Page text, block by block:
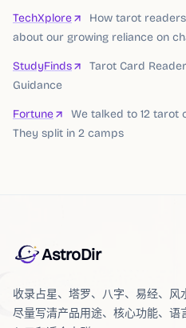
TechXplore
How tarot
about our growing reliance on
StudyFinds
Tarot Card
Guidance
Fortune
We talked to 12 tarot
They split in 2 camps
AstroDir
收录占星、塔罗、八字、易经、风
尽量写清产品用途、核心功能、语